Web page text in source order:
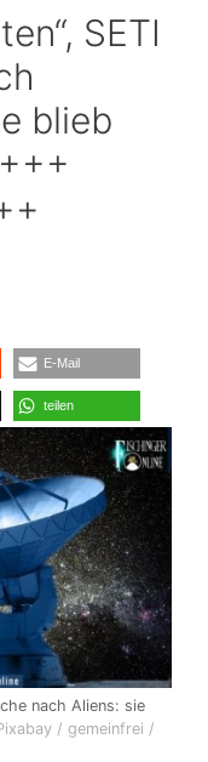
SETI
blieb
E-Mail
teilen
nach Aliens: sie
/ gemeinfrei /